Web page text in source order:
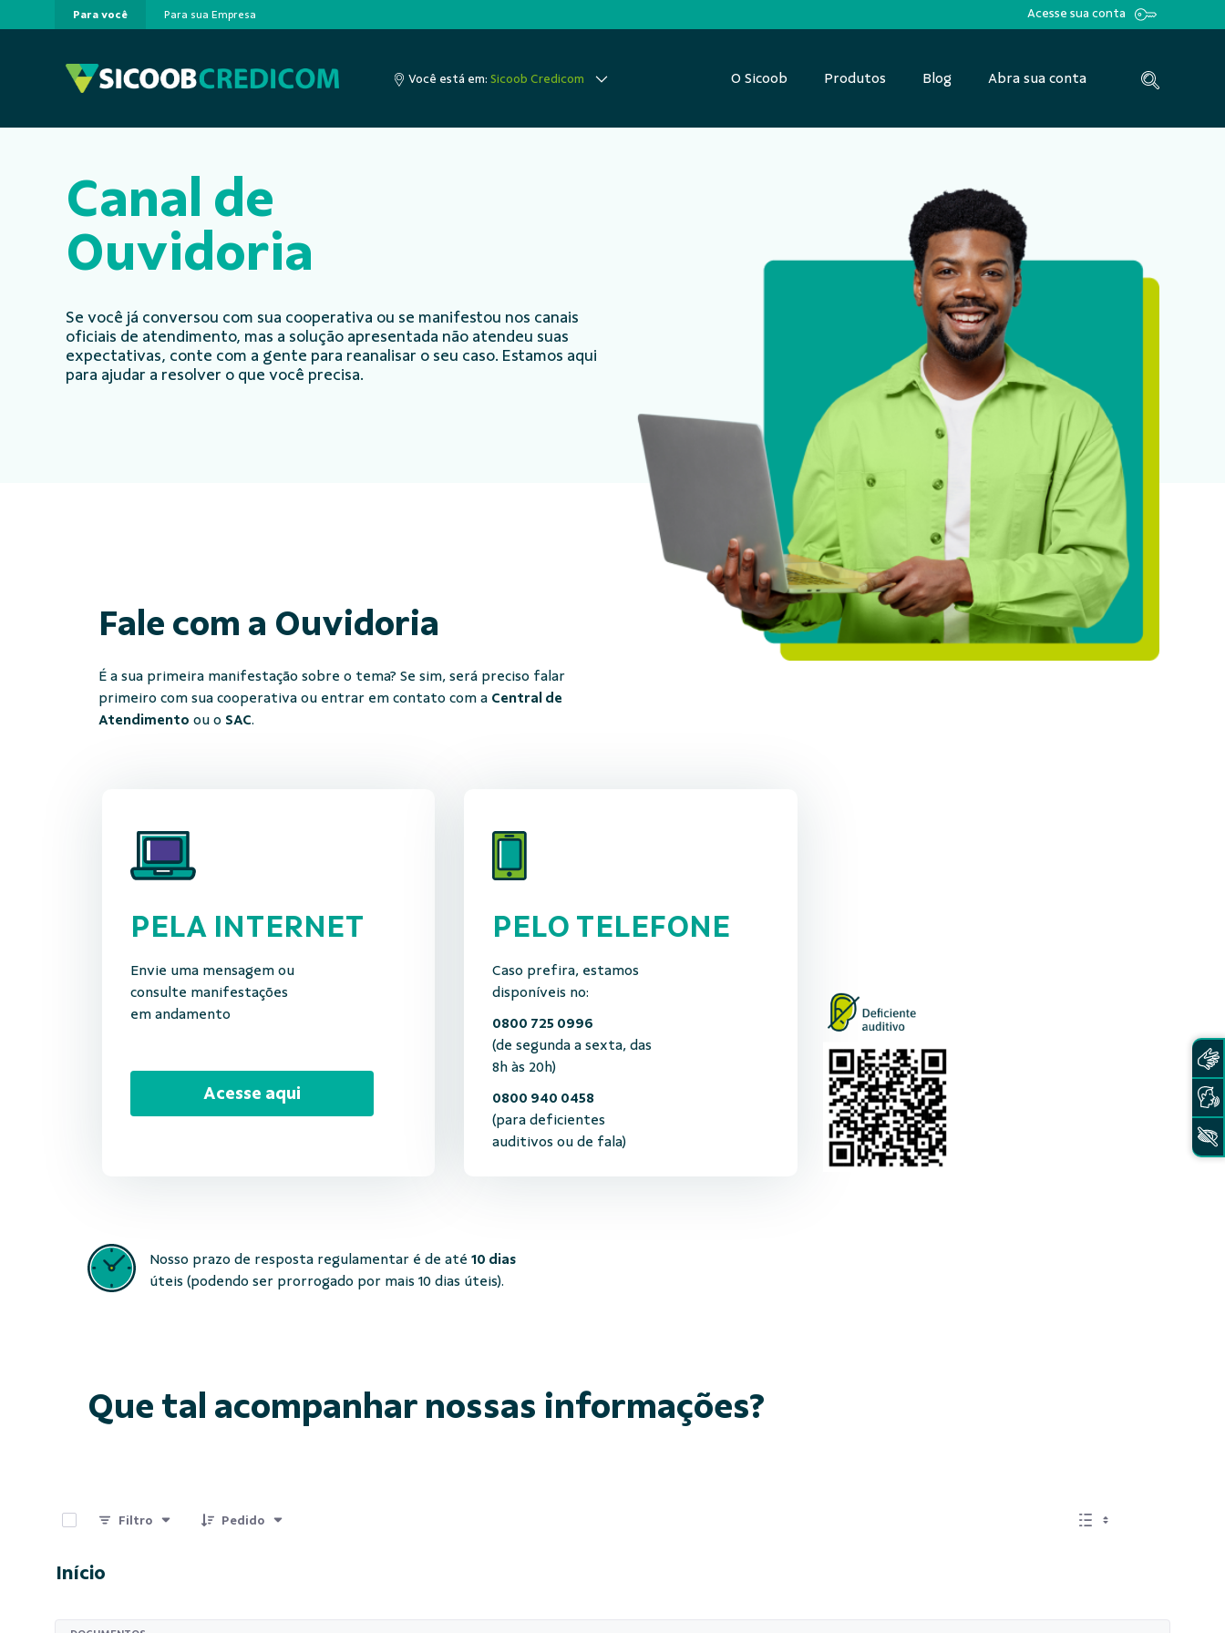
Pular para o Conteúdo principal
Para você Para sua Empresa Acesse sua conta
Você está em: Sicoob Credicom O Sicoob Produtos Blog Abra sua conta
Canal de
Ouvidoria
Se você já conversou com sua cooperativa ou se manifestou nos canais
oficiais de atendimento, mas a solução apresentada não atendeu suas
expectativas, conte com a gente para reanalisar o seu caso. Estamos aqui
para ajudar a resolver o que você precisa.
Fale com a Ouvidoria
É a sua primeira manifestação sobre o tema? Se sim, será preciso falar
primeiro com sua cooperativa ou entrar em contato com a Central de
Atendimento ou o SAC.
PELA INTERNET
Envie uma mensagem ou
consulte manifestações
em andamento
Acesse aqui
PELO TELEFONE
Caso prefira, estamos
disponíveis no:
0800 725 0996
(de segunda a sexta, das
8h às 20h)
0800 940 0458
(para deficientes
auditivos ou de fala)
Nosso prazo de resposta regulamentar é de até 10 dias
úteis (podendo ser prorrogado por mais 10 dias úteis).
Que tal acompanhar nossas informações?
Filtro Pedido
Início